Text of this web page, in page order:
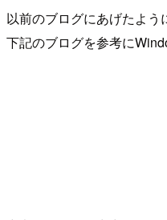
以前のブログにあげたよう
下記のブログを参考に